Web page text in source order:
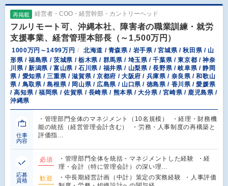
再掲載 経営者・COO・経営幹部・カントリーヘッド
フルリモート可、沖縄本社、障害者の職業訓練・就労
支援事業、経営管理本部長（～1,500万円）
1000万円～1499万円
北海道 / 青森県 / 岩手県 / 宮城県 / 秋田県 / 山
形県 / 福島県 / 茨城県 / 栃木県 / 群馬県 / 埼玉県 / 千葉県 / 東京都 / 神奈
川県 / 新潟県 / 富山県 / 石川県 / 福井県 / 山梨県 / 長野県 / 岐阜県 / 静岡
県 / 愛知県 / 三重県 / 滋賀県 / 京都府 / 大阪府 / 兵庫県 / 奈良県 / 和歌山
県 / 鳥取県 / 島根県 / 岡山県 / 広島県 / 山口県 / 徳島県 / 香川県 / 愛媛県
/ 高知県 / 福岡県 / 佐賀県 / 長崎県 / 熊本県 / 大分県 / 宮崎県 / 鹿児島県 /
沖縄県
仕事
内容
・管理部門全体のマネジメント（10名規模） ・経理・財務機
能の統括（経営管理会計含む） ・労務・人事制度の再構築と
評価指…
応募
資格
必須
・管理部門全体を統括・マネジメントした経験 ・経
理・会計（特に管理会計）の深い理…
歓迎
・中長期経営計画（中計）策定の実務経験 ・人事評価